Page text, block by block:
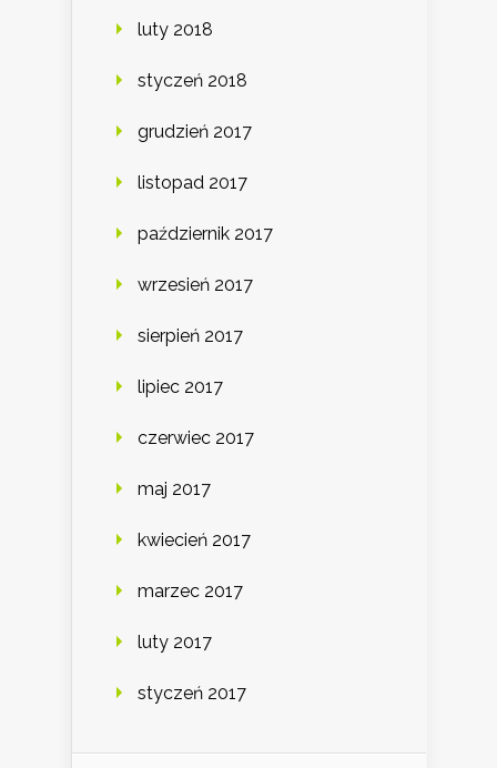
luty 2018
styczeń 2018
grudzień 2017
listopad 2017
październik 2017
wrzesień 2017
sierpień 2017
lipiec 2017
czerwiec 2017
maj 2017
kwiecień 2017
marzec 2017
luty 2017
styczeń 2017